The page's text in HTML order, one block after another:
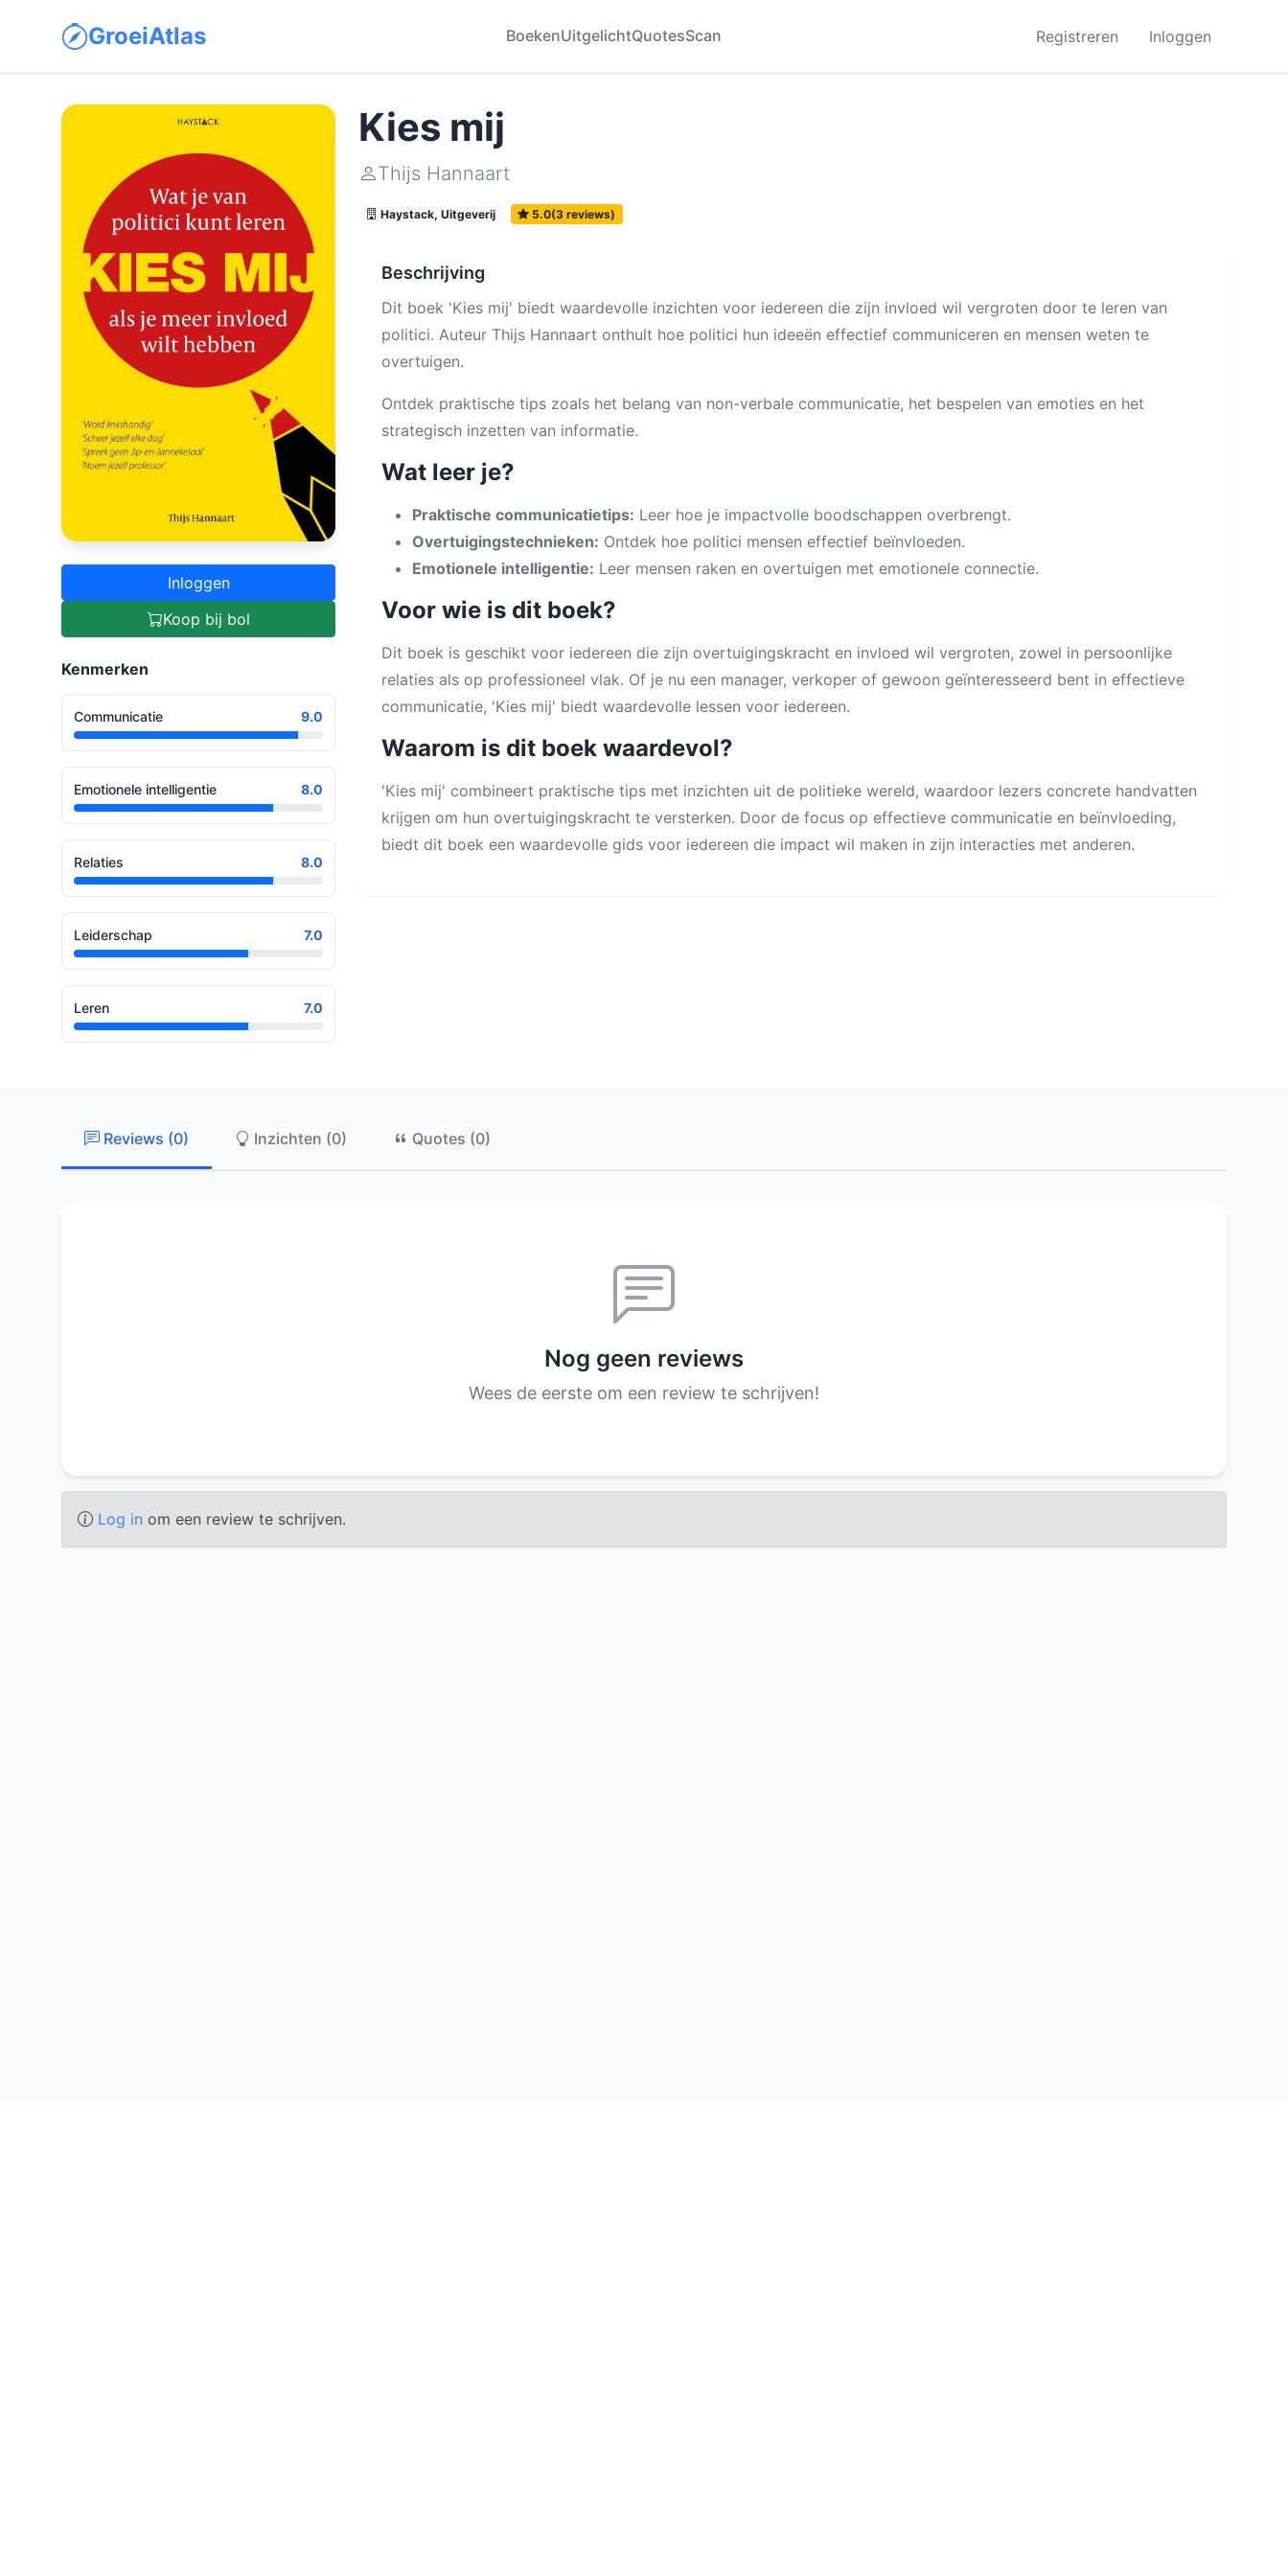
GroeiAtlas BoekenUitgelichtQuotesScan Registreren Inloggen
Inloggen
Koop bij bol
Kenmerken
Communicatie 9.0
Emotionele intelligentie 8.0
Relaties 8.0
Leiderschap 7.0
Leren 7.0
Kies mij
Thijs Hannaart
Haystack, Uitgeverij 5.0(3 reviews)
Beschrijving
Dit boek 'Kies mij' biedt waardevolle inzichten voor iedereen die zijn invloed wil vergroten door te leren van
politici. Auteur Thijs Hannaart onthult hoe politici hun ideeën effectief communiceren en mensen weten te
overtuigen.
Ontdek praktische tips zoals het belang van non-verbale communicatie, het bespelen van emoties en het
strategisch inzetten van informatie.
Wat leer je?
Praktische communicatietips: Leer hoe je impactvolle boodschappen overbrengt.
Overtuigingstechnieken: Ontdek hoe politici mensen effectief beïnvloeden.
Emotionele intelligentie: Leer mensen raken en overtuigen met emotionele connectie.
Voor wie is dit boek?
Dit boek is geschikt voor iedereen die zijn overtuigingskracht en invloed wil vergroten, zowel in persoonlijke
relaties als op professioneel vlak. Of je nu een manager, verkoper of gewoon geïnteresseerd bent in effectieve
communicatie, 'Kies mij' biedt waardevolle lessen voor iedereen.
Waarom is dit boek waardevol?
'Kies mij' combineert praktische tips met inzichten uit de politieke wereld, waardoor lezers concrete handvatten
krijgen om hun overtuigingskracht te versterken. Door de focus op effectieve communicatie en beïnvloeding,
biedt dit boek een waardevolle gids voor iedereen die impact wil maken in zijn interacties met anderen.
Reviews (0) Inzichten (0) Quotes (0)
Nog geen reviews
Wees de eerste om een review te schrijven!
Log in om een review te schrijven.